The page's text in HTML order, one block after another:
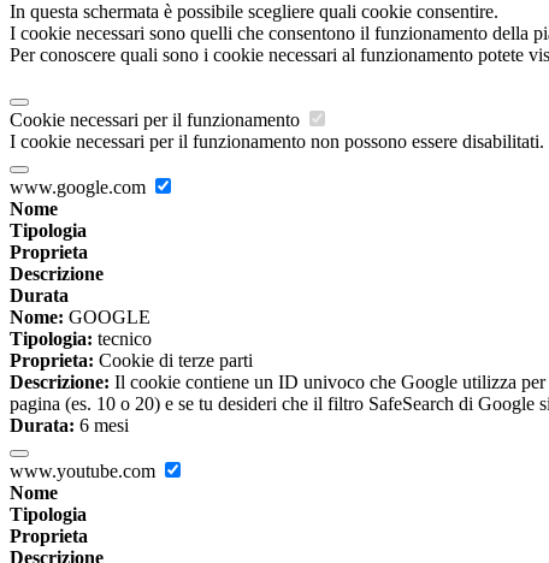
In questa schermata è possibile scegliere quali cookie consentire.
I cookie necessari sono quelli che consentono il funzionamento della
Per conoscere quali sono i cookie necessari al funzionamento potete
Cookie necessari per il funzionamento
I cookie necessari per il funzionamento non possono essere
www.google.com
Nome
Tipologia
Proprieta
Descrizione
Durata
Nome: GOOGLE
Tipologia: tecnico
Proprieta: Cookie di terze parti
Descrizione: Il cookie contiene un ID univoco che Google utilizza
pagina (es. 10 o 20) e se tu desideri che il filtro SafeSearch di Google
Durata: 6 mesi
www.youtube.com
Nome
Tipologia
Proprieta
Descrizione